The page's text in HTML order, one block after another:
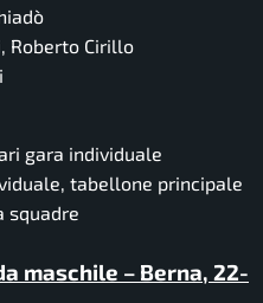
Roberto Cirillo
gara individuale
tabellone principale
squadre
maschile – Berna, 22-